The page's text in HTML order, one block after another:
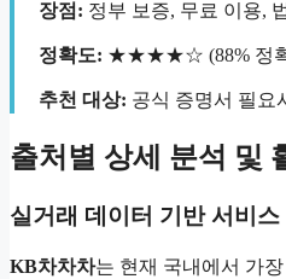
장점: 정부 보증, 무료 이용,
정확도: ★★★★☆ (88% 정
추천 대상: 공식 증명서 필요
출처별 상세 분석 및
실거래 데이터 기반 서비스
KB차차차는 현재 국내에서 가